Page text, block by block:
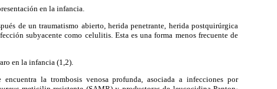
en la infancia.
de un traumatismo abierto, herida penetrante, herida postquirúrgica
subyacente como celulitis. Esta es una forma menos frecuente de
en la infancia (1,2).
la trombosis venosa profunda, asociada a infecciones por